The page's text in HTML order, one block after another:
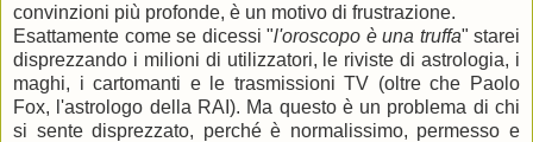
convinzioni più profonde, è un motivo di frustrazione.
Esattamente come se dicessi "l'oroscopo è una truffa" starei
disprezzando i milioni di utilizzatori, le riviste di astrologia, i
maghi, i cartomanti e le trasmissioni TV (oltre che Paolo
Fox, l'astrologo della RAI). Ma questo è un problema di chi
si sente disprezzato, perché è normalissimo, permesso e